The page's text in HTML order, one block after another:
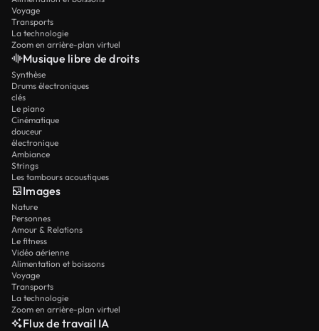
Voyage
Transports
La technologie
Zoom en arrière-plan virtuel
Musique libre de droits
Synthèse
Drums électroniques
clés
Le piano
Cinématique
douceur
électronique
Ambiance
Strings
Les tambours acoustiques
Images
Nature
Personnes
Amour & Relations
Le fitness
Vidéo aérienne
Alimentation et boissons
Voyage
Transports
La technologie
Zoom en arrière-plan virtuel
Flux de travail IA